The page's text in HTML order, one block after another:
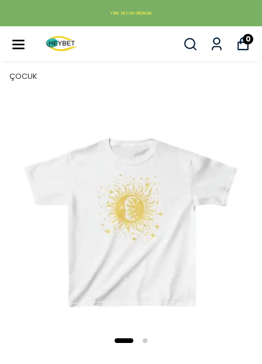
YENI SEZON ÜRÜNLER
0
ÇOCUK